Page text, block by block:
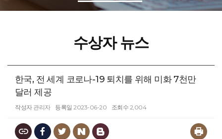
수상자 뉴스
한국, 전 세계 코로나-19 퇴치를 위해 미화 7천만
달러 제공
작성자 관리자 등록일 2023-06-20 조회수 2,004